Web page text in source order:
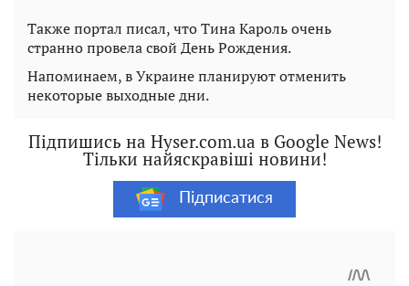
Также портал писал, что Тина Кароль очень
странно провела свой День Рождения.
Напоминаем, в Украине планируют отменить
некоторые выходные дни.
Підпишись на Hyser.com.ua в Google News!
Тільки найяскравіші новини!
Підписатися